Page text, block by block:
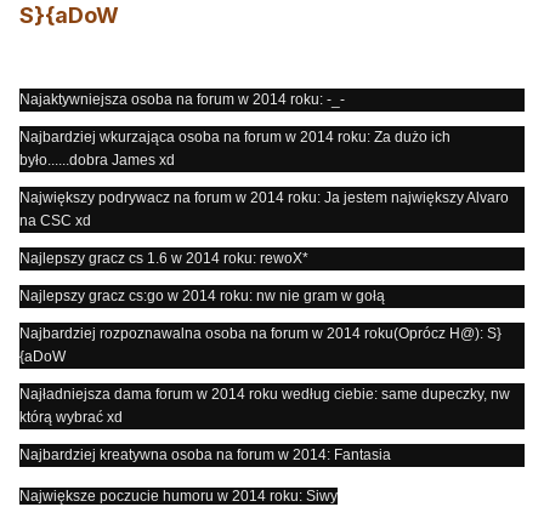
S}{aDoW
Najaktywniejsza osoba na forum w 2014 roku: -_-
Najbardziej wkurzająca osoba na forum w 2014 roku: Za dużo ich
było......dobra James xd
Największy podrywacz na forum w 2014 roku: Ja jestem największy Alvaro
na CSC xd
Najlepszy gracz cs 1.6 w 2014 roku: rewoX*
Najlepszy gracz cs:go w 2014 roku: nw nie gram w gołą
Najbardziej rozpoznawalna osoba na forum w 2014 roku(Oprócz H@): S}
{aDoW
Najładniejsza dama forum w 2014 roku według ciebie: same dupeczky, nw
którą wybrać xd
Najbardziej kreatywna osoba na forum w 2014: Fantasia
Największe poczucie humoru w 2014 roku: Siwy